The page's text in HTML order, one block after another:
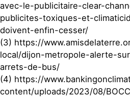
avec-le-publicitaire-clear-
publicites-toxiques-et-
doivent-enfin-cesser/
(3) https://
local/dijon-metropole-alerte-
arrets-de-bus/
(4) https://
content/uploads/2023/08/